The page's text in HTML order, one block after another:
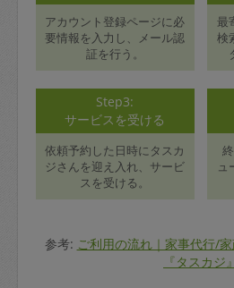
アカウント登録ページに必
要情報を入力し、メール認
証を行う。
最
検
Step3:
サービスを受ける
依頼予約した日時にタスカ
ジさんを迎え入れ、サービ
スを受ける。
ュ
参考: ご利用の流れ｜家事代行/
『タスカジ』